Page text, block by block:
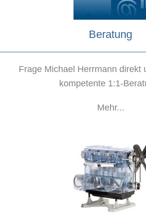
Beratung
Frage Michael Herrmann direkt
kompetente 1:1-
Mehr...